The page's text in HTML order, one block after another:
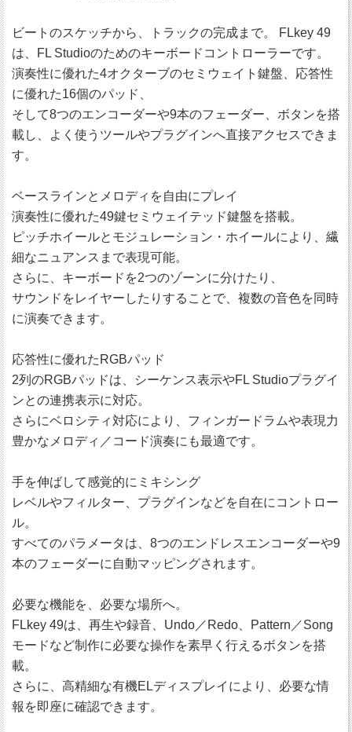
ビートのスケッチから、トラックの完成まで。 FLkey 49
は、FL Studioのためのキーボードコントローラーです。
演奏性に優れた4オクターブのセミウェイト鍵盤、応答性
に優れた16個のパッド、
そして8つのエンコーダーや9本のフェーダー、ボタンを搭
載し、よく使うツールやプラグインへ直接アクセスできま
す。
ベースラインとメロディを自由にプレイ
演奏性に優れた49鍵セミウェイテッド鍵盤を搭載。
ピッチホイールとモジュレーション・ホイールにより、繊
細なニュアンスまで表現可能。
さらに、キーボードを2つのゾーンに分けたり、
サウンドをレイヤーしたりすることで、複数の音色を同時
に演奏できます。
応答性に優れたRGBパッド
2列のRGBパッドは、シーケンス表示やFL Studioプラグイ
ンとの連携表示に対応。
さらにベロシティ対応により、フィンガードラムや表現力
豊かなメロディ／コード演奏にも最適です。
手を伸ばして感覚的にミキシング
レベルやフィルター、プラグインなどを自在にコントロー
ル。
すべてのパラメータは、8つのエンドレスエンコーダーや9
本のフェーダーに自動マッピングされます。
必要な機能を、必要な場所へ。
FLkey 49は、再生や録音、Undo／Redo、Pattern／Song
モードなど制作に必要な操作を素早く行えるボタンを搭
載。
さらに、高精細な有機ELディスプレイにより、必要な情
報を即座に確認できます。